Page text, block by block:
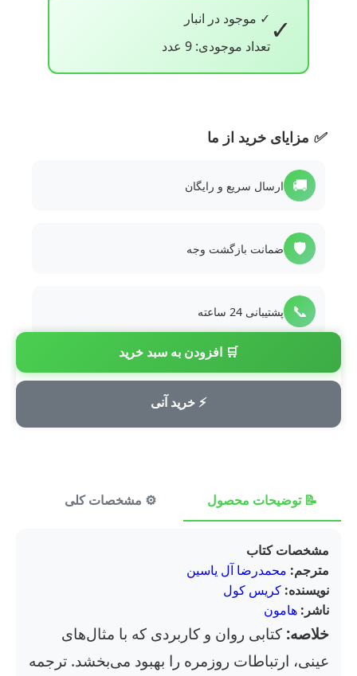
✓ ✓ موجود در انبار
تعداد موجودی: 9 عدد
🛒 افزودن به سبد خرید
⚡ خرید آنی
✅ مزایای خرید از ما
🚚 ارسال سریع و رایگان
🛡️ ضمانت بازگشت وجه
📞 پشتیبانی 24 ساعته
💳 پرداخت امن
📝 توضیحات محصول ⚙️ مشخصات کلی
مشخصات کتاب
مترجم: محمدرضا آل یاسین
نویسنده: کریس کول
ناشر: هامون
خلاصه: کتابی روان و کاربردی که با مثال‌های
عینی، ارتباطات روزمره را بهبود می‌بخشد. ترجمه